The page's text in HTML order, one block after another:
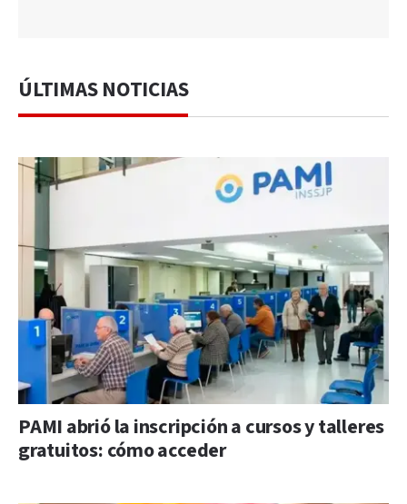
ÚLTIMAS NOTICIAS
PAMI abrió la inscripción a cursos y talleres
gratuitos: cómo acceder